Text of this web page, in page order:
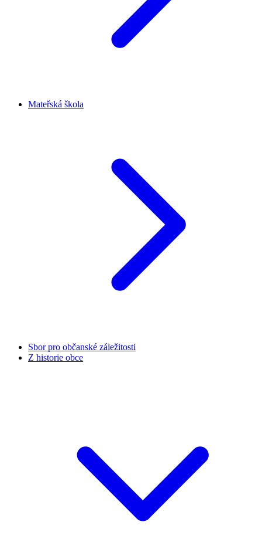
Mateřská škola
Sbor pro občanské záležitosti
Z historie obce